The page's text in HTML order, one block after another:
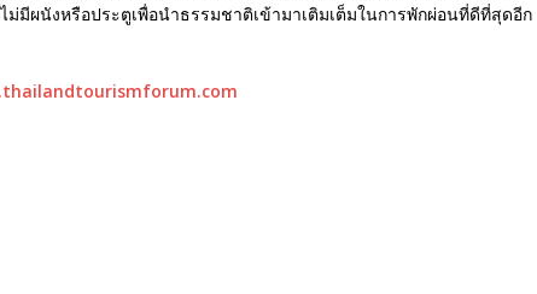
ม่มีผนังหรือประตูเพื่อนำธรรมชาติเข้ามาเติมเต็มในการพักผ่อนที่ดีที่สุดอีก